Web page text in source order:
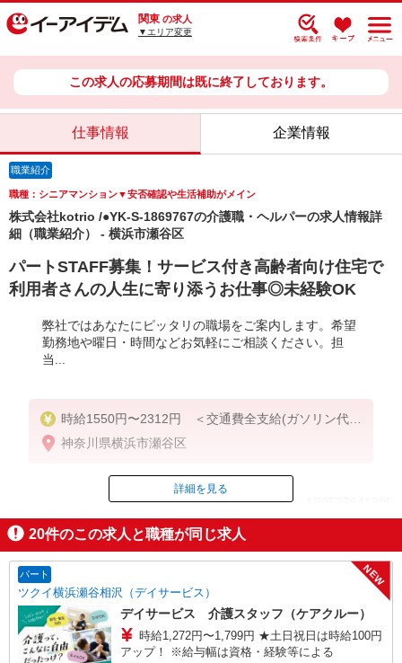
関東 の求人
▼エリア変更
この求人の応募期間は既に終了しております。
仕事情報 企業情報
職業紹介
職種：シニアマンション▼安否確認や生活補助がメイン
株式会社kotrio /●YK-S-1869767の介護職・ヘルパーの求人情報詳
細（職業紹介） - 横浜市瀬谷区
パートSTAFF募集！サービス付き高齢者向け住宅で
利用者さんの人生に寄り添うお仕事◎未経験OK
弊社ではあなたにピッタリの職場をご案内します。希望
勤務地や曜日・時間などお気軽にご相談ください。担
当...
時給1550円〜2312円 ＜交通費全支給(ガソリン代含
む)＞
神奈川県横浜市瀬谷区
ID：AE0527641305
掲載期間終了
詳細を見る
20件のこの求人と職種が同じ求人
パート
ツクイ横浜瀬谷相沢（デイサービス）
NEW
デイサービス 介護スタッフ（ケアクルー）
時給1,272円〜1,799円 ★土日祝日は時給100円
アップ！ ※給与幅は資格・経験等による